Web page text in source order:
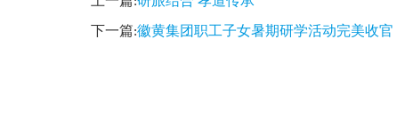
下一篇:徽黄集团职工子女暑期研学活动完美收官